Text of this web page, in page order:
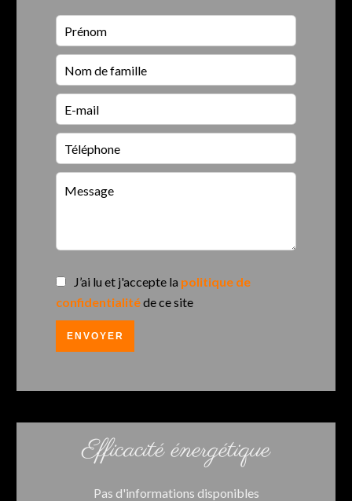
J’ai lu et j'accepte la politique de
confidentialitéde ce site
ENVOYER
Efficacité énergétique
Pas d'informations disponibles